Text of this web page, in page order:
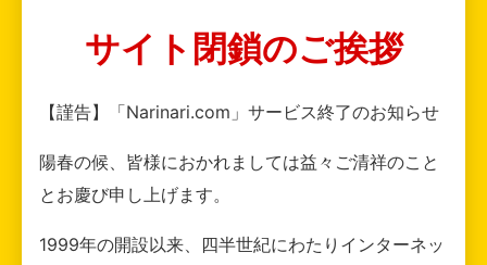
サイト閉鎖のご挨拶
【謹告】「Narinari.com」サービス終了のお知らせ
陽春の候、皆様におかれましては益々ご清祥のこと
とお慶び申し上げます。
1999年の開設以来、四半世紀にわたりインターネッ